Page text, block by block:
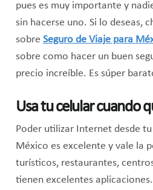
pues es muy importante y
sin hacerse uno. Si lo deseas,
sobre Seguro de Viaje para
sobre como hacer un buen
precio increíble. Es súper
Usa tu celular cuando
Poder utilizar Internet desde
México es excelente y vale la
turísticos, restaurantes,
tienen excelentes